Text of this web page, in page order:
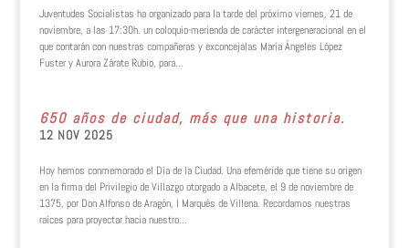
Juventudes Socialistas ha organizado para la tarde del próximo viernes, 21 de
noviembre, a las 17:30h. un coloquio-merienda de carácter intergeneracional en el
que contarán con nuestras compañeras y exconcejalas María Ángeles López
Fuster y Aurora Zárate Rubio, para...
650 años de ciudad, más que una historia.
12 NOV 2025
Hoy hemos conmemorado el Día de la Ciudad. Una efeméride que tiene su origen
en la firma del Privilegio de Villazgo otorgado a Albacete, el 9 de noviembre de
1375, por Don Alfonso de Aragón, I Marqués de Villena. Recordamos nuestras
raíces para proyectar hacia nuestro...